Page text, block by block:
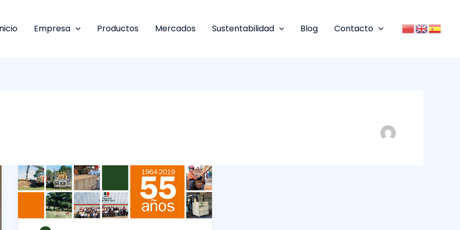
Empresa Productos Mercados Sustentabilidad Blog Contacto
55
años
de
Forestal
Bancaria